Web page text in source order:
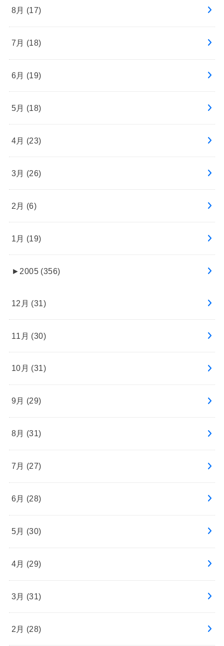
8月 (17)
7月 (18)
6月 (19)
5月 (18)
4月 (23)
3月 (26)
2月 (6)
1月 (19)
► 2005 (356)
12月 (31)
11月 (30)
10月 (31)
9月 (29)
8月 (31)
7月 (27)
6月 (28)
5月 (30)
4月 (29)
3月 (31)
2月 (28)